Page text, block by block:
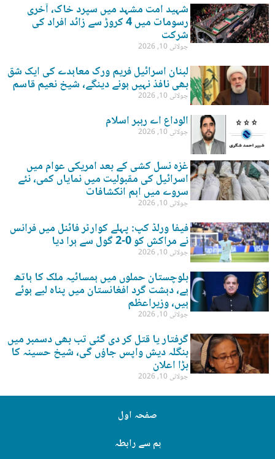
شہید امت مشہد میں سپرد خاک، آخری
رسومات میں 4 کروڑ سے زائد افراد کی
شرکت
جولائی 10, 2026
لبنان اسرائیل فریم ورک معاہدے کی ایک شق
بھی نافذ نہیں ہونے دینگے، شیخ نعیم قاسم
جولائی 10, 2026
الوداع اے رہبر اسلام
جولائی 10, 2026
غزہ نسل کشی کے بعد امریکی عوام میں
اسرائیل کی مقبولیت میں نمایاں کمی، نئے
سروے میں اہم انکشافات
جولائی 10, 2026
فیفا ورلڈ کپ: پہلے کوارٹر فائنل میں فرانس
نے مراکش کو 0-2 گول سے ہرا دیا
جولائی 10, 2026
بلوچستان حملوں میں ہمسائیہ ملک کا ہاتھ
ہے، دہشت گرد افغانستان میں پناہ لیے ہوئے
ہیں، وزیراعظم
جولائی 10, 2026
گرفتار یا قتل کر دی گئی تب بھی دسمبر میں
بنگلہ دیش واپس جاؤں گی، شیخ حسینہ کا
بڑا اعلان
جولائی 10, 2026
صفحہ اول
ہم سے رابطہ